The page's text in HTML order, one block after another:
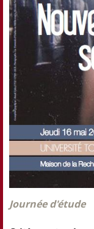
Journée d'étude